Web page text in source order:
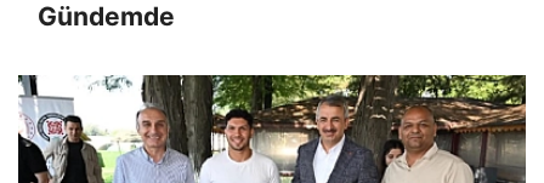
Gündemde